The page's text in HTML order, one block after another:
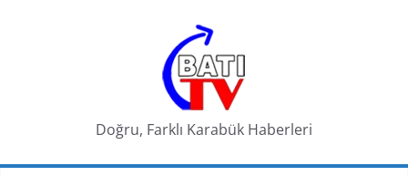
Doğru, Farklı Karabük Haberleri